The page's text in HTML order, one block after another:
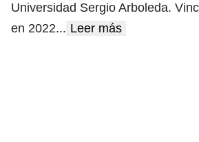
Universidad Sergio Arboleda.
en 2022... Leer más